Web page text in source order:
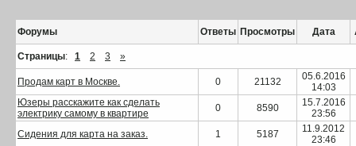
Форумы Ответы Просмотры Дата
Страницы: 1 2 3 »
Продам карт в Москве. 0 21132
05.6.2016
14:03
Юзеры расскажите как сделать
электрику самому в квартире
0 8590
15.7.2016
23:56
Сидения для карта на заказ.
1 5187
11.9.2012
23:46